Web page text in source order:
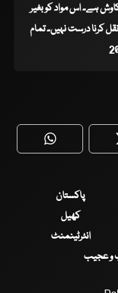
کاوش ہے۔ اس مواد کو بغیر
کرنا درست نہیں۔ تمام
WhatsApp
پاکستان
کھیل
انٹرٹینمنٹ
و عجیب